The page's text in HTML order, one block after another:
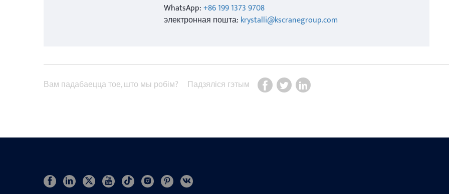
WhatsApp:+86 199 1373 9708
электронная пошта: krystalli@kscranegroup.com
Вам падабаецца тое, што мы робім? Падзяліся гэтым